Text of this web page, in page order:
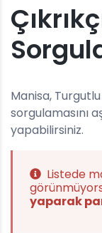
Manisa,
sorgulamasını
yapabilirsiniz.
Listede
yaparak